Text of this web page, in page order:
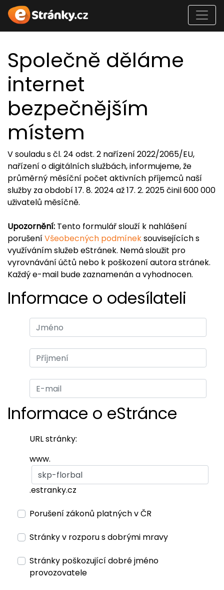
Společně děláme
internet
bezpečnějším
místem
V souladu s čl. 24 odst. 2 nařízení 2022/2065/EU,
nařízení o digitálních službách, informujeme, že
průměrný měsíční počet aktivních příjemců naší
služby za období 17. 8. 2024 až 17. 2. 2025 činil 600 000
uživatelů měsíčně.
Upozornění: Tento formulář slouží k nahlášení
porušeníVšeobecných podmíneksouvisejících s
využíváním služeb eStránek. Nemá sloužit pro
vyrovnávání účtů nebo k poškození autora stránek.
Každý e-mail bude zaznamenán a vyhodnocen.
Informace o odesílateli
Informace o eStránce
URL stránky:
www.
.estranky.cz
Porušení zákonů platných v ČR
Stránky v rozporu s dobrými mravy
Stránky poškozující dobré jméno
provozovatele